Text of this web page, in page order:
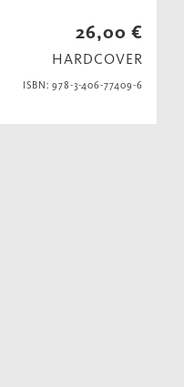
26,00 €
HARDCOVER
ISBN: 978-3-406-77409-6